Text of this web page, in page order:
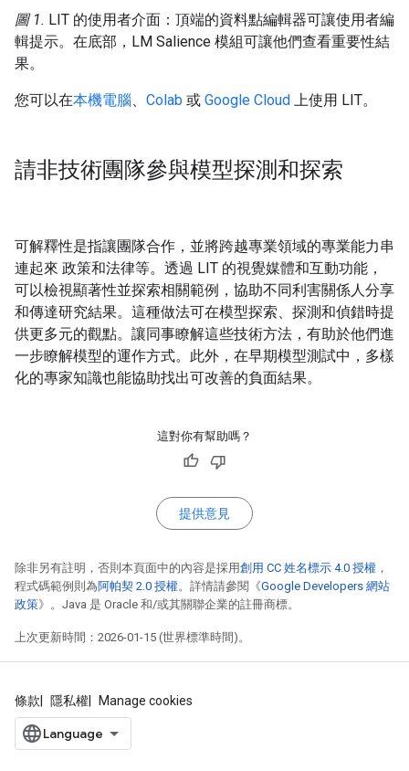
圖 1. LIT 的使用者介面：頂端的資料點編輯器可讓使用者編
輯提示。在底部，LM Salience 模組可讓他們查看重要性結
果。
您可以在本機電腦 Colab 或 Google Cloud 上使用 LIT。
請非技術團隊參與模型探測和探索
可解釋性是指讓團隊合作，並將跨越專業領域的專業能力串
連起來 政策和法律等。透過 LIT 的視覺媒體和互動功能，
可以檢視顯著性並探索相關範例，協助不同利害關係人分享
和傳達研究結果。這種做法可在模型探索、探測和偵錯時提
供更多元的觀點。讓同事瞭解這些技術方法，有助於他們進
一步瞭解模型的運作方式。此外，在早期模型測試中，多樣
化的專家知識也能協助找出可改善的負面結果。
這對你有幫助嗎？
提供意見
除非另有註明，否則本頁面中的內容是採用創用 CC 姓名標示 4.0 授權 ，
程式碼範例則為阿帕契 2.0 授權。詳情請參閱《Google Developers 網站
政策》。Java 是 Oracle 和/或其關聯企業的註冊商標。
上次更新時間：2026-01-15 (世界標準時間)。
條款 隱私權 Manage cookies